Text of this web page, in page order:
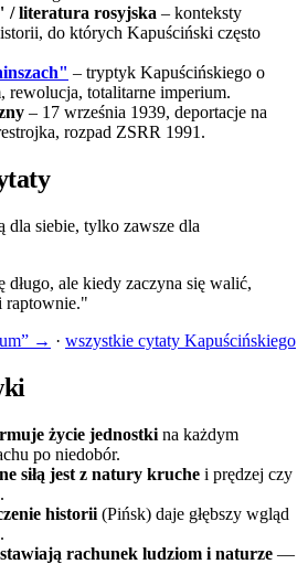
/ literatura rosyjska – konteksty
do których Kapuściński często
– tryptyk Kapuścińskiego o
rewolucja, totalitarne imperium.
– 17 września 1939, deportacje na
rozpad ZSRR 1991.
dla siebie, tylko zawsze dla
długo, ale kiedy zaczyna się walić,
raptownie."
→ · wszystkie cytaty Kapuścińskiego
życie jednostki na każdym
po niedobór.
siłą jest z natury kruche i prędzej czy
historii (Pińsk) daje głębszy wgląd
rachunek ludziom i naturze —